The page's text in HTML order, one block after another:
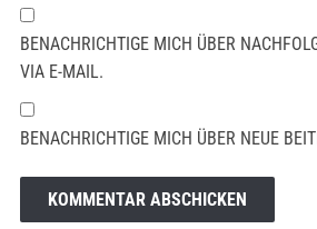
BENACHRICHTIGE MICH ÜBER
VIA E-MAIL.
BENACHRICHTIGE MICH ÜBER NEUE